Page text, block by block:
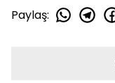
Paylaş: